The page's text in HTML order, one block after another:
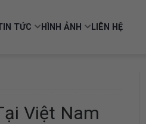
TỨC HÌNH ẢNH LIÊN HỆ
Việt Nam